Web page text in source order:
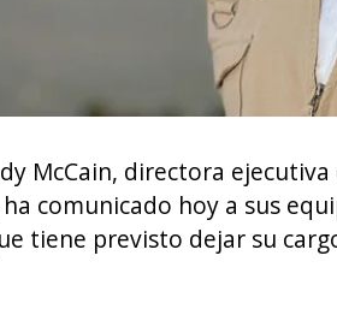
McCain, directora
comunicado hoy a sus
tiene previsto dejar su